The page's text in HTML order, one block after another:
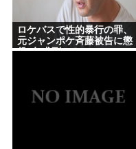
ロケバスで性的暴行の罪、
元ジャンポケ斉藤被告に懲
役7年求刑⇒！